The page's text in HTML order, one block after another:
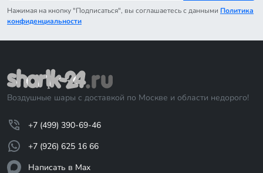
Нажимая на кнопку "Подписаться", вы соглашаетесь с данными Политика
конфиденциальности
Воздушные шары с доставкой по Москве и области недорого!
+7 (499) 390-69-46
+7 (926) 625 16 66
Написать в Max